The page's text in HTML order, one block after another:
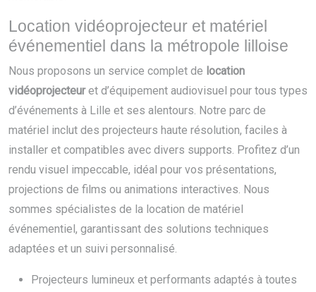
Location vidéoprojecteur et matériel
événementiel dans la métropole lilloise
Nous proposons un service complet de location
vidéoprojecteuret d’équipement audiovisuel pour tous types
d’événements à Lille et ses alentours. Notre parc de
matériel inclut des projecteurs haute résolution, faciles à
installer et compatibles avec divers supports. Profitez d’un
rendu visuel impeccable, idéal pour vos présentations,
projections de films ou animations interactives. Nous
sommes spécialistes de la location de matériel
événementiel, garantissant des solutions techniques
adaptées et un suivi personnalisé.
Projecteurs lumineux et performants adaptés à toutes